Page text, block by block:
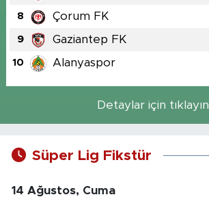
8 Çorum FK
9 Gaziantep FK
10 Alanyaspor
Detaylar için tıklayın
Süper Lig Fikstür
14 Ağustos, Cuma